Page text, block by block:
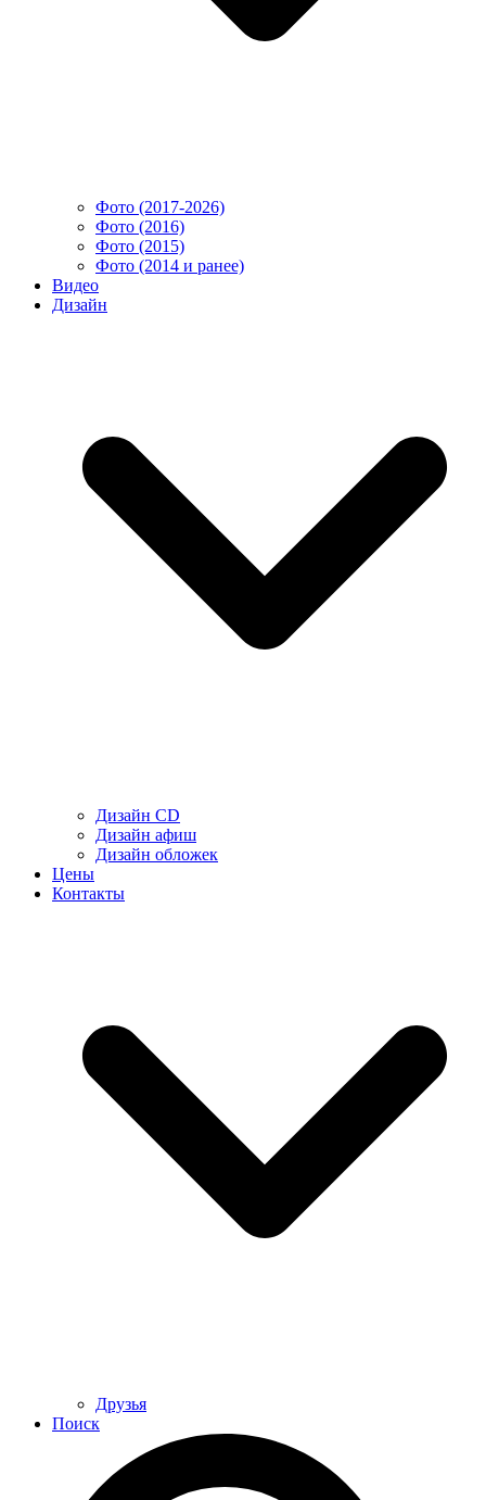
Фото (2017-2026)
Фото (2016)
Фото (2015)
Фото (2014 и ранее)
Видео
Дизайн
Дизайн CD
Дизайн афиш
Дизайн обложек
Цены
Контакты
Друзья
Поиск